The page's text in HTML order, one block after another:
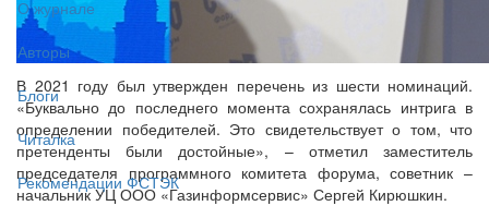
О журнале
Авторы
Блоги
Читалка
Рекомендации ФСТЭК
В 2021 году был утвержден перечень из шести номинаций.
«Буквально до последнего момента сохранялась интрига в
определении победителей. Это свидетельствует о том, что
претенденты были достойные», – отметил заместитель
председателя программного комитета форума, советник –
начальник УЦ ООО «Газинформсервис» Сергей Кирюшкин.